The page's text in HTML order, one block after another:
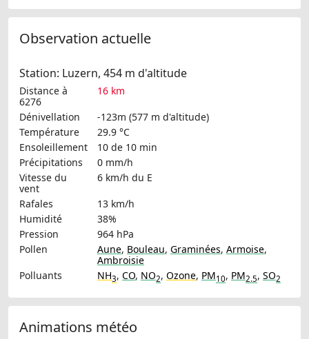
Observation actuelle
Station: Luzern, 454 m d'altitude
Distance à
6276
16 km
Dénivellation
-123m (577 m d'altitude)
Température
29.9 °C
Ensoleillement
10 de 10 min
Précipitations
0 mm/h
Vitesse du
vent
6 km/h du E
Rafales
13 km/h
Humidité
38%
Pression
964 hPa
Pollen
Aune, Bouleau, Graminées, Armoise,
Ambroisie
Polluants
NH3, CO, NO2, Ozone, PM10, PM2.5, SO2
Animations météo